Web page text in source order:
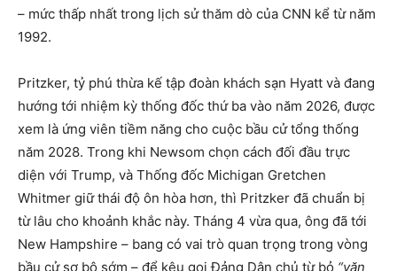
– mức thấp nhất trong lịch sử thăm dò của CNN kể từ năm
1992.
Pritzker, tỷ phú thừa kế tập đoàn khách sạn Hyatt và đang
hướng tới nhiệm kỳ thống đốc thứ ba vào năm 2026, được
xem là ứng viên tiềm năng cho cuộc bầu cử tổng thống
năm 2028. Trong khi Newsom chọn cách đối đầu trực
diện với Trump, và Thống đốc Michigan Gretchen
Whitmer giữ thái độ ôn hòa hơn, thì Pritzker đã chuẩn bị
từ lâu cho khoảnh khắc này. Tháng 4 vừa qua, ông đã tới
New Hampshire – bang có vai trò quan trọng trong vòng
bầu cử sơ bộ sớm – để kêu gọi Đảng Dân chủ từ bỏ “văn